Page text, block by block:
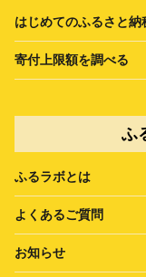
はじめてのふるさと納
寄付上限額を調べる
ふ
ふるラボとは
よくあるご質問
お知らせ